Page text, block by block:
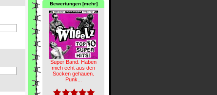
Bewertungen [mehr]
Super Band. Haben
mich echt aus den
Socken gehauen.
Punk...